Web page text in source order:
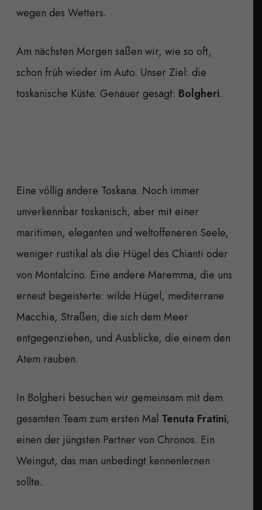
wegen des Wetters.
Am nächsten Morgen saßen wir, wie so oft,
schon früh wieder im Auto. Unser Ziel: die
toskanische Küste. Genauer gesagt: Bolgheri.
Eine völlig andere Toskana. Noch immer
unverkennbar toskanisch, aber mit einer
maritimen, eleganten und weltoffeneren Seele,
weniger rustikal als die Hügel des Chianti oder
von Montalcino. Eine andere Maremma, die uns
erneut begeisterte: wilde Hügel, mediterrane
Macchia, Straßen, die sich dem Meer
entgegenziehen, und Ausblicke, die einem den
Atem rauben.
In Bolgheri besuchen wir gemeinsam mit dem
gesamten Team zum ersten Mal Tenuta Fratini,
einen der jüngsten Partner von Chronos. Ein
Weingut, das man unbedingt kennenlernen
sollte.